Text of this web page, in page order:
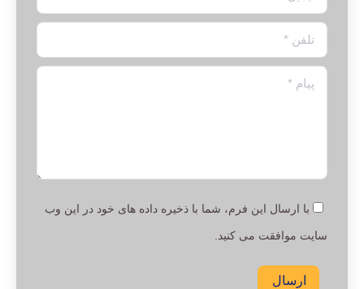
تلفن *
پیام *
با ارسال این فرم، شما با ذخیره داده های خود در این وب
سایت موافقت می کنید.
ارسال